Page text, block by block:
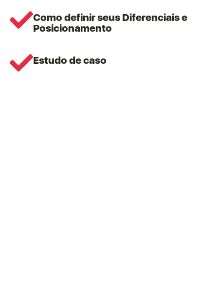
Como definir seus Diferenciais e
Posicionamento​
Estudo de caso